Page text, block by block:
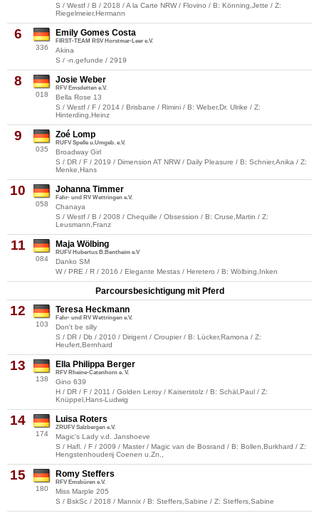
S / Westf / B / 2018 / A la Carte NRW / Flovino / B: Könning,Jette / Z:
Riegelmeier,Hermann
6
336
Emily Gomes Costa
FIRST-TEAM RSV Horstmar-Leer e.V.
Akina
S / -n.gefunde / 2919
8
018
Josie Weber
RFV Emsdetten e.V.
Bella Rose 13
S / Westf / F / 2014 / Brisbane / Rimini / B: Weber,Dr. Ulrike / Z:
Hinterding,Heinz
9
035
Zoé Lomp
RUFV Spelle u.Umgeb. e.V.
Broadway Girl
S / DR / F / 2019 / Dimension AT NRW / Daily Pleasure / B: Schnier,Anika / Z:
Menke,Hans
10
058
Johanna Timmer
Fahr- und RV Wettringen e.V.
Chanaya
S / Westf / B / 2008 / Chequille / Obsession / B: Cruse,Martin / Z:
Leusmann,Franz
11
084
Maja Wölbing
RUFV Hubertus B.Bentheim e.V
Danko SM
W / PRE / R / 2016 / Elegante Mestas / Heretero / B: Wölbing,Inken
Parcoursbesichtigung mit Pferd
12
103
Teresa Heckmann
Fahr- und RV Wettringen e.V.
Don't be silly
S / DR / Db / 2010 / Dirigent / Croupier / B: Lücker,Ramona / Z:
Heufert,Bernhard
13
138
Ella Philippa Berger
RFV Rheine-Catenhorn e. V.
Gino 639
H / DR / F / 2011 / Golden Leroy / Kaiserstolz / B: Schäl,Paul / Z:
Knüppel,Hans-Ludwig
14
174
Luisa Roters
ZRUFV Salzbergen e.V.
Magic's Lady v.d. Janshoeve
S / Hafl. / F / 2009 / Master / Magic van de Bosrand / B: Bollen,Burkhard / Z:
Hengstenhouderij Coenen u.Zn.,
15
180
Romy Steffers
RFV Emsbüren e.V.
Miss Marple 205
S / BskSc / 2018 / Mannix / B: Steffers,Sabine / Z: Steffers,Sabine